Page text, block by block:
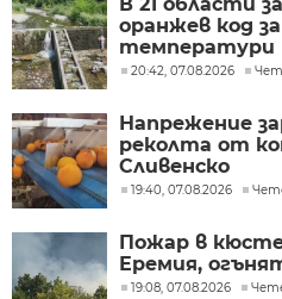
В 21 области
оранжев код
температури
20:42, 07.08.2026
Напрежение
реколта от
Сливенско
19:40, 07.08.2026
Пожар в
Еремия,
19:08, 07.08.2026